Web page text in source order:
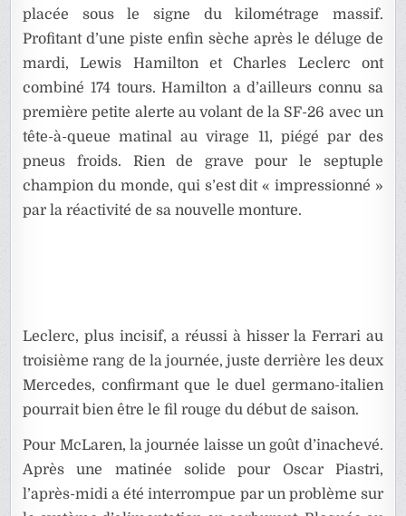
placée sous le signe du kilométrage massif.
Profitant d’une piste enfin sèche après le déluge de
mardi, Lewis Hamilton et Charles Leclerc ont
combiné 174 tours. Hamilton a d’ailleurs connu sa
première petite alerte au volant de la SF-26 avec un
tête-à-queue matinal au virage 11, piégé par des
pneus froids. Rien de grave pour le septuple
champion du monde, qui s’est dit « impressionné »
par la réactivité de sa nouvelle monture.
Leclerc, plus incisif, a réussi à hisser la Ferrari au
troisième rang de la journée, juste derrière les deux
Mercedes, confirmant que le duel germano-italien
pourrait bien être le fil rouge du début de saison.
Pour McLaren, la journée laisse un goût d’inachevé.
Après une matinée solide pour Oscar Piastri,
l’après-midi a été interrompue par un problème sur